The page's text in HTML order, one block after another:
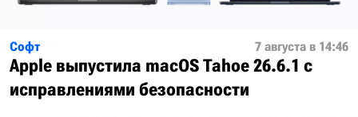
Софт 7 августа в 14:46
Apple выпустила macOS Tahoe 26.6.1 с
исправлениями безопасности